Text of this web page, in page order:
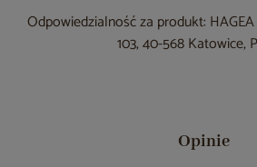
Odpowiedzialność za produkt:
103, 40-568 Katowice,
Opinie